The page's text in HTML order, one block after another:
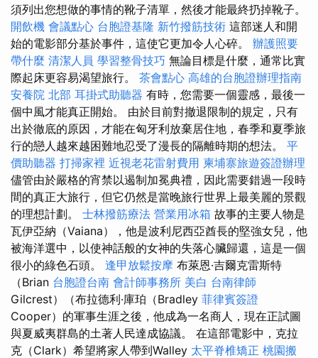
須列出您想做的事情的靴子清單，然後才能最終扔掉靴子。
開飲機 會議點心 台胞證基隆 新竹撥筋技術 這部迷人和開
始的電影部分基於事件，這使它更加令人心碎。 辦護照要
帶什麼 清潔人員 學習整骨技巧 無論目標是什麼，通常比實
際起床更容易渴望旅行。 茶會點心 高雄的台胞證辦理指南
安養院 北部 耳掛式助聽器 有時，您需要一個靈感，最後一
個中風才能真正開始。 由於目前對撤退限制的規定，只有
出於徹底的原因，才能在匈牙利放棄居住地，春季和夏季旅
行的戀人越來越困難地忍受了漫長的隔離時期的想法。 平
價助聽器 打掃家裡 近視老花雷射費用 柬埔寨旅遊簽證辦理
儘管由於嚴格的宵禁以遏制加冕典禮，因此需要錯過一段時
間的真正大旅行，但它仍然是當晚旅行世界上最美麗的景觀
的理想計劃。 士林撥筋療法 營業用冰箱 故事的主要人物是
瓦伊亞納（Vaiana），他是波利尼西亞酋長的堅強女兒，他
被海洋選中，以使神話般的女神的失落心臟歸還，這是一個
很小的綠色石頭。 逢甲放鬆按摩 布萊恩·吉爾克雷斯特
（Brian 台胞證台南 會計師事務所 美白 台南律師
Gilcrest）（布拉德利·庫珀（Bradley 菲律賓簽證
Cooper）的軍事生涯之後，他成為一名商人，現在正試圖
與夏威夷群島的土著人民達成協議。 在這部電影中，克拉
克（Clark）希望將家人帶到Walley 太平脊椎矯正 桃園搬